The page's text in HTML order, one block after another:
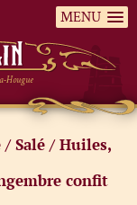
MENU
Hougue
/Salé /Huiles,
confit